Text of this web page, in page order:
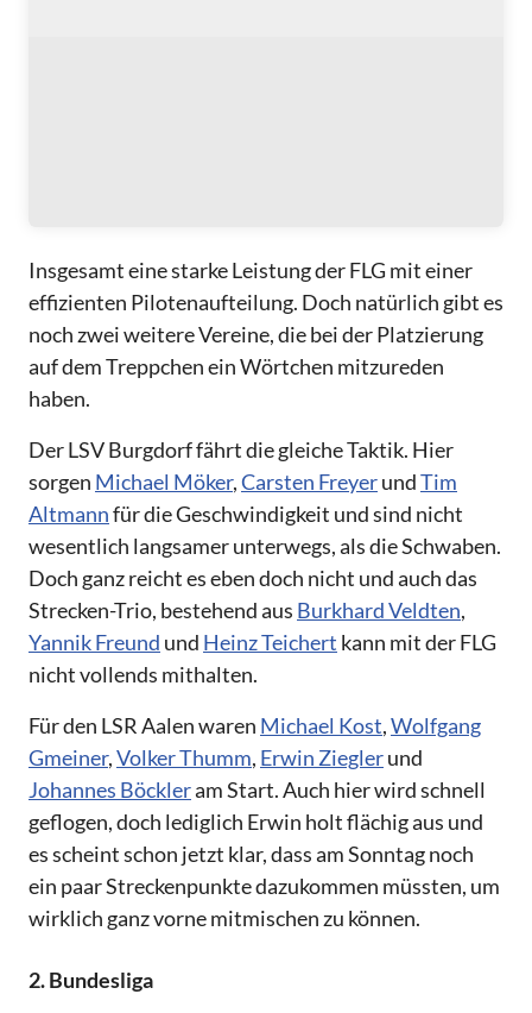
Insgesamt eine starke Leistung der FLG mit einer
effizienten Pilotenaufteilung. Doch natürlich gibt es
noch zwei weitere Vereine, die bei der Platzierung
auf dem Treppchen ein Wörtchen mitzureden
haben.
Der LSV Burgdorf fährt die gleiche Taktik. Hier
sorgen Michael Möker,Carsten FreyerundTim
Altmannfür die Geschwindigkeit und sind nicht
wesentlich langsamer unterwegs, als die Schwaben.
Doch ganz reicht es eben doch nicht und auch das
Strecken-Trio, bestehend aus Burkhard Veldten,
Yannik Freund und Heinz Teichert kann mit der FLG
nicht vollends mithalten.
Für den LSR Aalen waren Michael Kost,Wolfgang
Gmeiner,Volker Thumm, Erwin Zieglerund
Johannes Böckleram Start. Auch hier wird schnell
geflogen, doch lediglich Erwin holt flächig aus und
es scheint schon jetzt klar, dass am Sonntag noch
ein paar Streckenpunkte dazukommen müssten, um
wirklich ganz vorne mitmischen zu können.
2. Bundesliga